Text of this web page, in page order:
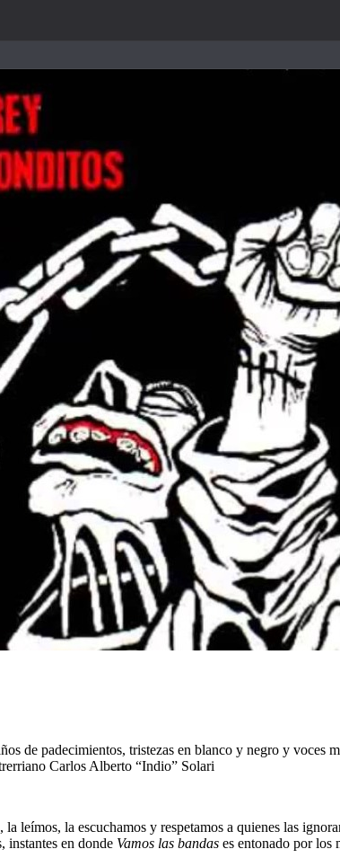
de padecimientos, tristezas en blanco y negro y voces
Carlos Alberto “Indio” Solari
leímos, la escuchamos y respetamos a quienes las
instantes en donde Vamos las bandas es entonado por los